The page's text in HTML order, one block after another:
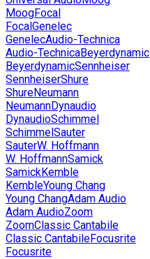
MoogFocal
FocalGenelec
GenelecAudio-Technica
Audio-TechnicaBeyerdynamic
BeyerdynamicSennheiser
SennheiserShure
ShureNeumann
NeumannDynaudio
DynaudioSchimmel
SchimmelSauter
SauterW. Hoffmann
W. HoffmannSamick
SamickKemble
KembleYoung Chang
Young ChangAdam Audio
Adam AudioZoom
ZoomClassic Cantabile
Classic CantabileFocusrite
Focusrite